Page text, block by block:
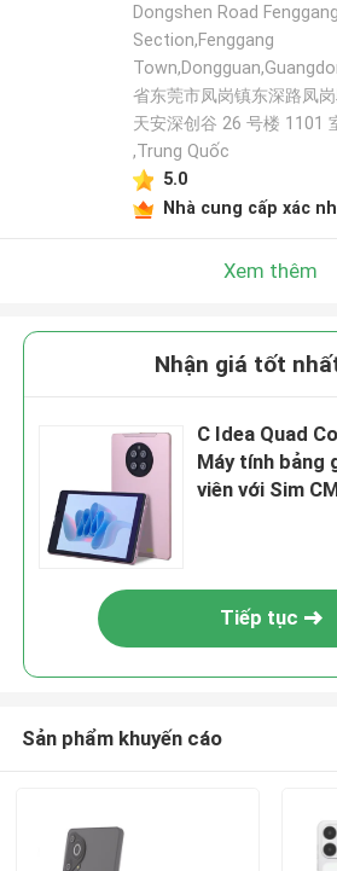
Dongshen Road Fenggang
Section,Fenggang
省东莞市凤岗镇东深路凤
天安深创谷 26 号楼 1101
,Trung Quốc
5.0
Nhà cung cấp xác
Xem thêm
Nhận giá tốt
C Idea Quad
Máy tính bảng
viên với Sim
Tiếp tục
Sản phẩm khuyến cáo